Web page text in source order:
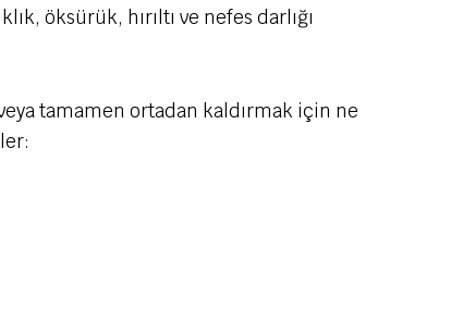
öksürük, hırıltı ve nefes darlığı
tamamen ortadan kaldırmak için ne